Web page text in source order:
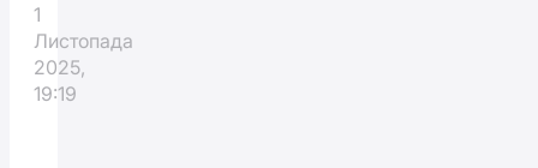
1
Листопада
2025,
19:19